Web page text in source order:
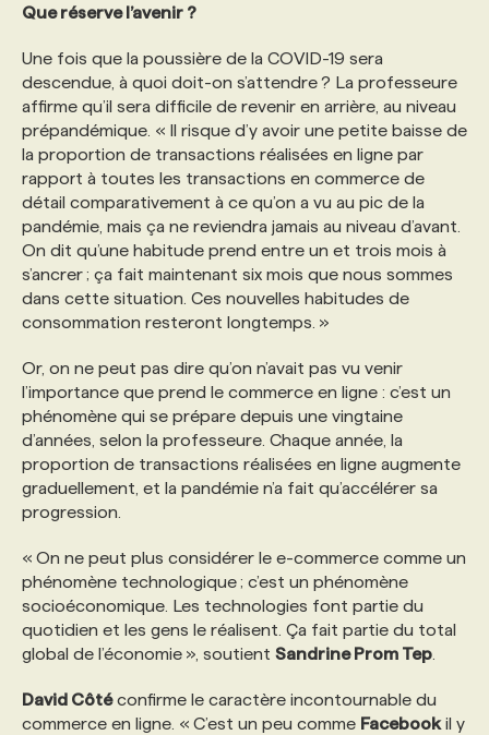
Que réserve l’avenir ?
Une fois que la poussière de la COVID-19 sera
descendue, à quoi doit-on s’attendre ? La professeure
affirme qu’il sera difficile de revenir en arrière, au niveau
prépandémique. « Il risque d’y avoir une petite baisse de
la proportion de transactions réalisées en ligne par
rapport à toutes les transactions en commerce de
détail comparativement à ce qu’on a vu au pic de la
pandémie, mais ça ne reviendra jamais au niveau d’avant.
On dit qu’une habitude prend entre un et trois mois à
s’ancrer ; ça fait maintenant six mois que nous sommes
dans cette situation. Ces nouvelles habitudes de
consommation resteront longtemps. »
Or, on ne peut pas dire qu’on n’avait pas vu venir
l’importance que prend le commerce en ligne : c’est un
phénomène qui se prépare depuis une vingtaine
d’années, selon la professeure. Chaque année, la
proportion de transactions réalisées en ligne augmente
graduellement, et la pandémie n’a fait qu’accélérer sa
progression.
« On ne peut plus considérer le e-commerce comme un
phénomène technologique ; c’est un phénomène
socioéconomique. Les technologies font partie du
quotidien et les gens le réalisent. Ça fait partie du total
global de l’économie », soutient Sandrine Prom Tep
David Côtéconfirme le caractère incontournable du
commerce en ligne. « C’est un peu comme Facebookil y